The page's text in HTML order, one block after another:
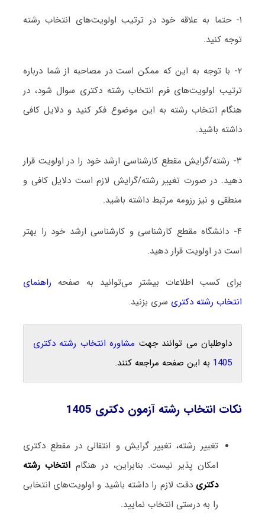
۱- حتما به علاقه خود در ترتیب اولویت‌های انتخاب رشته
توجه کنید.
۲- با توجه به این که ممکن است در مصاحبه از شما درباره
ترتیب اولویت‌های فرم انتخاب رشته دکتری سوال شود، در
هنگام انتخاب رشته به این موضوع فکر کنید و دلایل کافی
داشته باشید.
۳- رشته/گرایش مقطع کارشناسی ارشد خود را در اولویت قرار
دهید. در صورت تغییر رشته/گرایش لازم است دلایل کافی و
منطقی و نیز رزومه مرتبط داشته باشید.
۴- دانشگاه مقطع کارشناسی و کارشناسی ارشد خود را بهتر
است در اولویت قرار دهید.
برای کسب اطلاعات بیشتر می‌توانید به صفحه راهنمای
انتخاب رشته دکتری سری بزنید.
داوطلبان می توانند جهت مشاوره انتخاب رشته دکتری
1405 به این صفحه مراجعه کنند.
نکات انتخاب رشته آزمون دکتری 1405
تغییر رشته، تغییر گرایش و انتقالی در مقطع دکتری
امکان پذیر نیست. بنابراین، در هنگام انتخاب رشته
دکتری دقت لازم را داشته باشید و اولویت‌های انتخابی
را به درستی انتخاب نمایید.